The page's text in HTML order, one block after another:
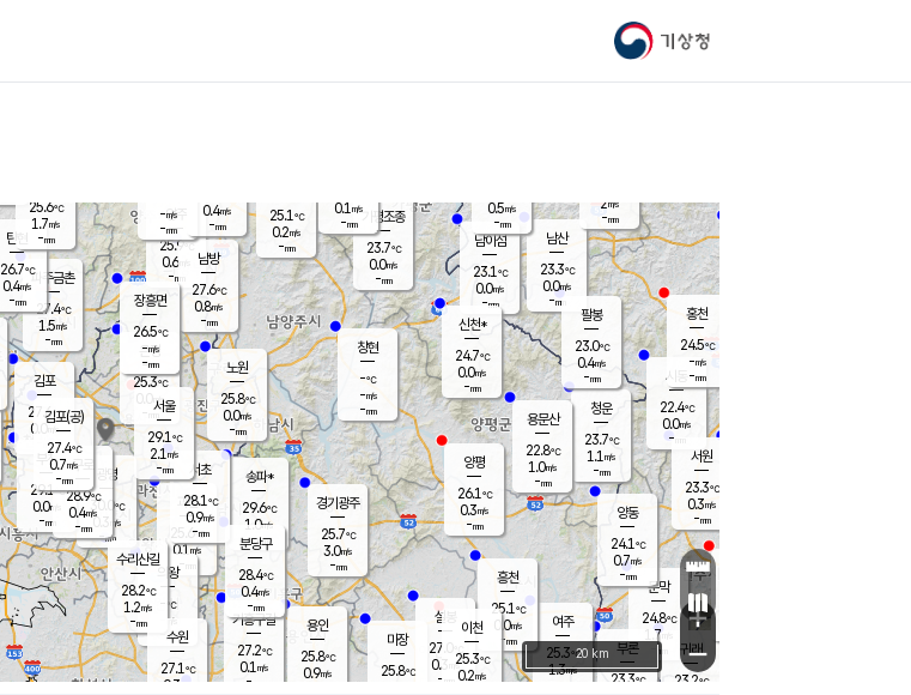
기상청
문막
24.8℃
1.7m/s
mm
남이섬
23.1℃
0.0m/s
-mm
양주
25.9℃
0.6
-mm
부론
23.3℃
과천
25.6℃
0.1m/s
- mm
남산
23.3℃
0.0m/s
-mm
청운
23.7℃
1.1 m/s
-mm
팔봉
23.0℃
0.4m/s
-mm
용인
25.8℃
0.9m/s
여주
25.3℃
1.3m/s
양동
24.1℃
0.7m/s
-mm
경기광주
25.7℃
3.0m/s
-mm
0.5m/s
-mm
파주금촌
27.4℃
1.5m/s
-mm
가평조종
23.7℃
0.0m/s
-mm
25.1℃
0.2m/s
-mm
신천*
24.7℃
0.0m/s
-mm
창현
-℃
-m/s
-mm
탄현
26.7℃
0.4m/s
-mm
0.1 m/s
-mm
흥천
25.1℃
0.0m/s
-mm
마장
25.8℃
의왕
- ℃
m/s
mm
김포
27.6℃
0.0 m/s
mm
설봉
27.0
0.3 m/s
- mm
광명
30.0
℃
0.3 m/s
-mm
부천
29.1℃
0.0m/s
-mm
구로
28.9℃
0.4m/s
-mm
은평
25.3℃
0.0 m/s
- mm
노원
25.8℃
0.0m/s
-mm
송파*
29.6℃
1.0m/s
-mm
서초
28.1℃
0.9m/s
-mm
남방
27.6℃
0.8m/s
-mm
기흥구갈
27.2℃
0.1 m/s
-
수리산길
28.2℃
1.2m/s
-mm
분당구
28.4℃
0.4m/s
-mm
장흥면
26.5℃
-m/s
-mm
-m/s
-mm
시동
22.4℃
0.0m/s
- mm
귀래
23.2℃
서원
23.3℃
0.3m/s
-mm
용문산
22.8℃
1.0m/s
-mm
김포(공)
27.4℃
0.7m/s
-mm
홍천
24.5℃
-m/s
-mm
이천
25.3℃
0.2m/s
양평
26.1℃
0.3m/s
-mm
수원
27.1℃
0.3 m/s
서울
29.1℃
2.1 m/s
-mm
2m/s
-mm
25.6℃
1.7m/s
-mm
0.4m/s
-mm
+
−
20 km